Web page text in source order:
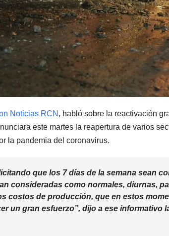
Noticias RCN , habló sobre la reactivación
este martes la reapertura de varios
la pandemia del coronavirus.
que los 7 días de la semana sean
consideradas como normales, diurnas,
costos de producción, que en estos
un gran esfuerzo”, dijo a ese informativo